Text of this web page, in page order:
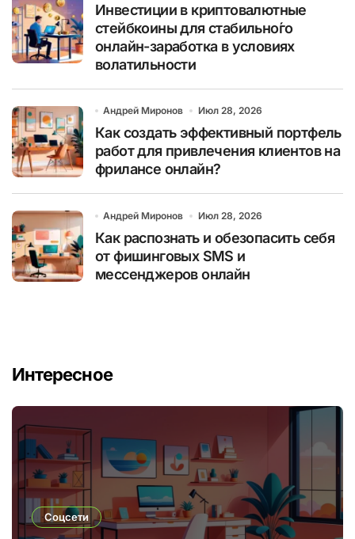
Инвестиции в криптовалютные
стейбкоины для стабильно́го
онлайн-заработка в условиях
волатильности
Андрей Миронов Июл 28, 2026
Как создать эффективный портфель
работ для привлечения клиентов на
фрилансе онлайн?
Андрей Миронов Июл 28, 2026
Как распознать и обезопасить себя
от фишинговых SMS и
мессенджеров онлайн
Интересное
Соцсети